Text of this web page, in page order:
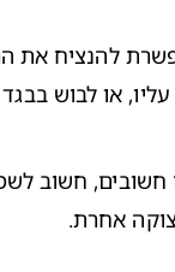
או לבוש בבגד
אחרת.